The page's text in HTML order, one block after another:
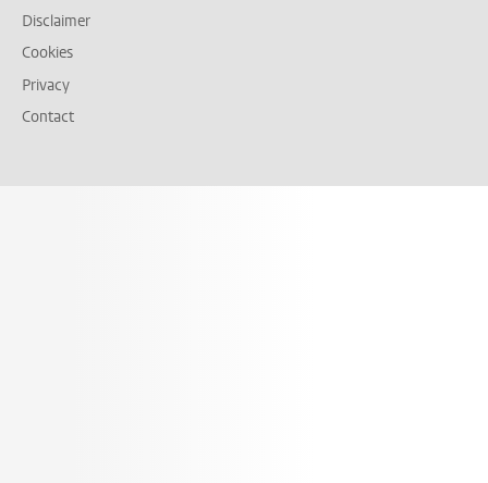
Disclaimer
Cookies
Privacy
Contact